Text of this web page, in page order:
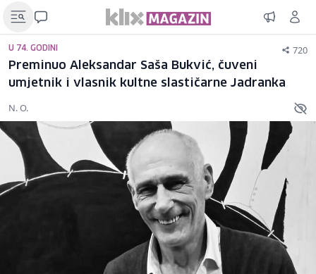
U 74. GODINI 720
Preminuo Aleksandar Saša Bukvić, čuveni
umjetnik i vlasnik kultne slastičarne Jadranka
N. O.